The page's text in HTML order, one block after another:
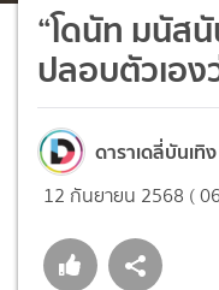
“โดนัท มนัส
ปลอบตัวเอ
ดาราเดลี่บันเทิง
12 กันยายน 2568 (